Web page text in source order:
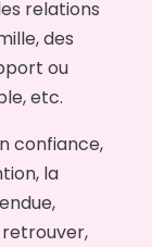
relations
des
ou
etc.
confiance,
la
retrouver,